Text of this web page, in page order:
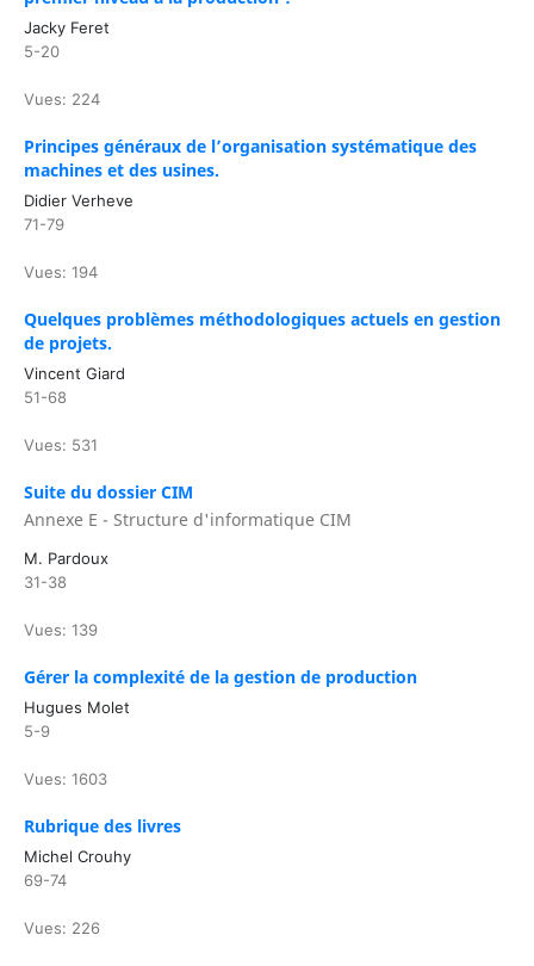
Jacky Feret
5-20
Vues: 224
Principes généraux de l’organisation systématique des
machines et des usines.
Didier Verheve
71-79
Vues: 194
Quelques problèmes méthodologiques actuels en gestion
de projets.
Vincent Giard
51-68
Vues: 531
Suite du dossier CIM
Annexe E - Structure d'informatique CIM
M. Pardoux
31-38
Vues: 139
Gérer la complexité de la gestion de production
Hugues Molet
5-9
Vues: 1603
Rubrique des livres
Michel Crouhy
69-74
Vues: 226